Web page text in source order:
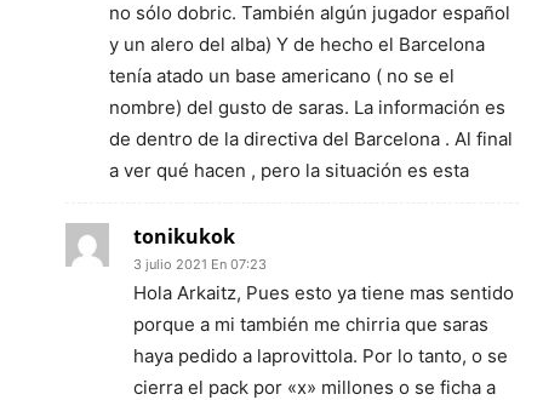
no sólo dobric. También algún jugador español
y un alero del alba) Y de hecho el Barcelona
tenía atado un base americano ( no se el
nombre) del gusto de saras. La información es
de dentro de la directiva del Barcelona . Al final
a ver qué hacen , pero la situación es esta
tonikukok
3 julio 2021 En 07:23
Hola Arkaitz, Pues esto ya tiene mas sentido
porque a mi también me chirria que saras
haya pedido a laprovittola. Por lo tanto, o se
cierra el pack por «x» millones o se ficha a